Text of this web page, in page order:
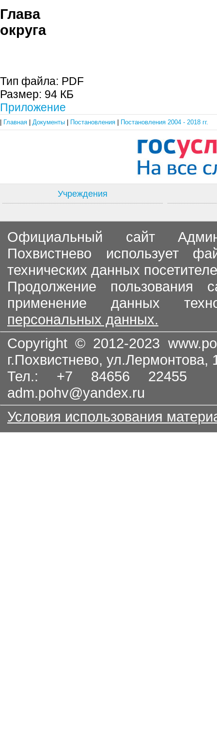
Глава
округа В.М.
Тип файла: PDF
Размер: 94 КБ
Приложение
Главная Документы Постановления Постановления 2004 - 2018 гг.
Учреждения
Официальный сайт
Похвистнево использует
технических данных
Продолжение пользования
применение данных
персональных данных.
Copyright © 2012-2023
г.Похвистнево, ул.Лермонтова,
Тел.: +7 84656
adm.pohv@yandex.ru
Условия использования